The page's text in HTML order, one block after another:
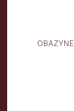
OBAZYNE